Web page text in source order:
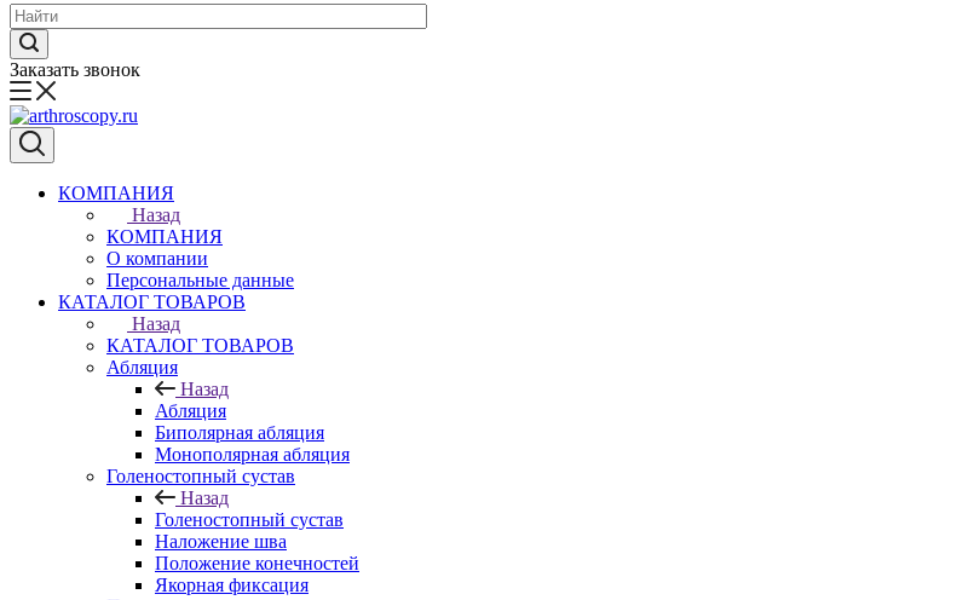
Заказать звонок
КОМПАНИЯ
Назад
КОМПАНИЯ
О компании
Персональные данные
КАТАЛОГ ТОВАРОВ
Назад
КАТАЛОГ ТОВАРОВ
Абляция
Назад
Абляция
Биполярная абляция
Монополярная абляция
Голеностопный сустав
Назад
Голеностопный сустав
Наложение шва
Положение конечностей
Якорная фиксация